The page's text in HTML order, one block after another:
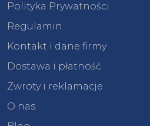
Polityka Prywatności
Regulamin
Kontakt i dane firmy
Dostawa i płatność
Zwroty i reklamacje
O nas